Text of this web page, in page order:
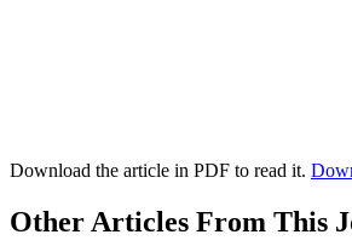
Download the article in PDF to read it.
Other Articles From This